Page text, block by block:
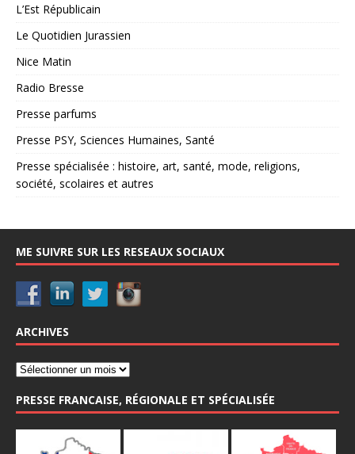
L’Est Républicain
Le Quotidien Jurassien
Nice Matin
Radio Bresse
Presse parfums
Presse PSY, Sciences Humaines, Santé
Presse spécialisée : histoire, art, santé, mode, religions,
société, scolaires et autres
ME SUIVRE SUR LES RESEAUX SOCIAUX
ARCHIVES
PRESSE FRANCAISE, RÉGIONALE ET SPÉCIALISÉE